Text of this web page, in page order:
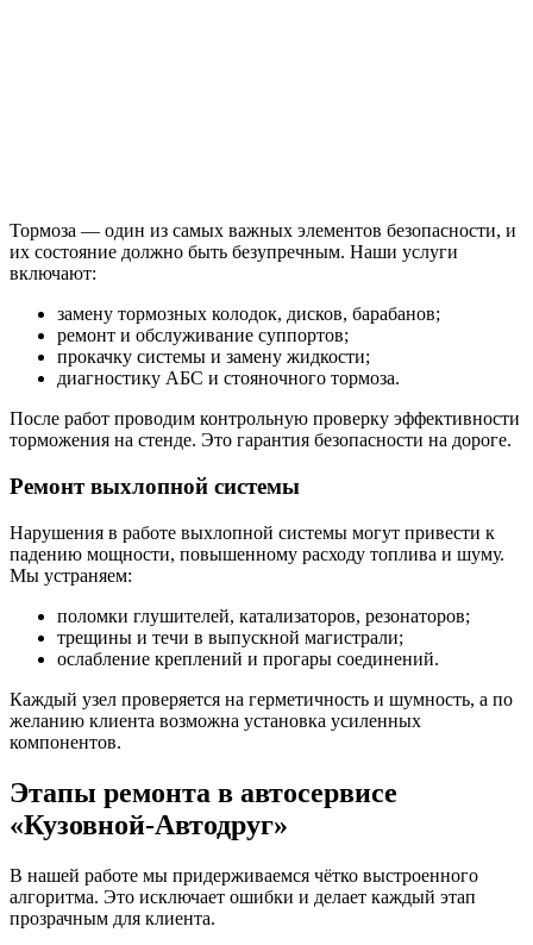
Тормоза — один из самых важных элементов безопасности, и
их состояние должно быть безупречным. Наши услуги
включают:
замену тормозных колодок, дисков, барабанов;
ремонт и обслуживание суппортов;
прокачку системы и замену жидкости;
диагностику АБС и стояночного тормоза.
После работ проводим контрольную проверку эффективности
торможения на стенде. Это гарантия безопасности на дороге.
Ремонт выхлопной системы
Нарушения в работе выхлопной системы могут привести к
падению мощности, повышенному расходу топлива и шуму.
Мы устраняем:
поломки глушителей, катализаторов, резонаторов;
трещины и течи в выпускной магистрали;
ослабление креплений и прогары соединений.
Каждый узел проверяется на герметичность и шумность, а по
желанию клиента возможна установка усиленных
компонентов.
Этапы ремонта в автосервисе
«Кузовной-Автодруг»
В нашей работе мы придерживаемся чётко выстроенного
алгоритма. Это исключает ошибки и делает каждый этап
прозрачным для клиента.